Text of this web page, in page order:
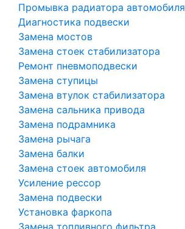
Промывка радиатора автомобиля
Диагностика подвески
Замена мостов
Замена стоек стабилизатора
Ремонт пневмоподвески
Замена ступицы
Замена втулок стабилизатора
Замена сальника привода
Замена подрамника
Замена рычага
Замена балки
Замена стоек автомобиля
Усиление рессор
Замена подвески
Установка фаркопа
Замена топливного фильтра